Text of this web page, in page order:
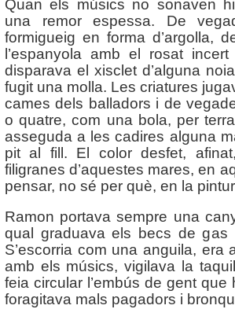
Quan els músics no sonaven
una remor espessa. De
formigueig en forma d’argolla,
l’espanyola amb el rosat
disparava el xisclet d’alguna
fugit una molla. Les criatures
cames dels balladors i de
o quatre, com una bola, per
asseguda a les cadires alguna
pit al fill. El color desfet,
filigranes d’aquestes mares, en
pensar, no sé per què, en la
Ramon portava sempre una
qual graduava els becs de
S’escorria com una anguila, era
amb els músics, vigilava la
feia circular l’embús de gent
foragitava mals pagadors i